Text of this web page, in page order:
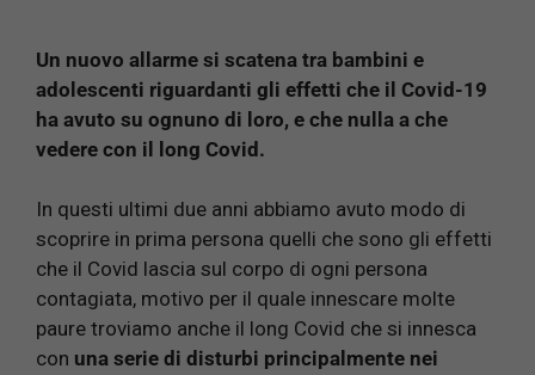
Un nuovo allarme si scatena tra bambini e
adolescenti riguardanti gli effetti che il Covid-19
ha avuto su ognuno di loro, e che nulla a che
vedere con il long Covid.
In questi ultimi due anni abbiamo avuto modo di
scoprire in prima persona quelli che sono gli effetti
che il Covid lascia sul corpo di ogni persona
contagiata, motivo per il quale innescare molte
paure troviamo anche il long Covid che si innesca
con una serie di disturbi principalmente nei